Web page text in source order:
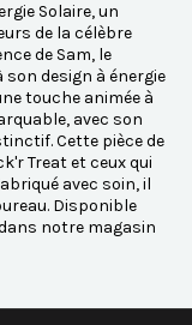
Solaire, un
de la célèbre
de Sam, le
design à énergie
touche animée à
avec son
Cette pièce de
Treat et ceux qui
avec soin, il
Disponible
notre magasin